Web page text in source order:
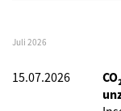
Juli 2026
15.07.2026